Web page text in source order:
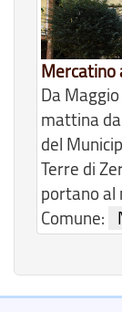
Mercatino
Da
mattina
del
Terre di
portano al
Comune: